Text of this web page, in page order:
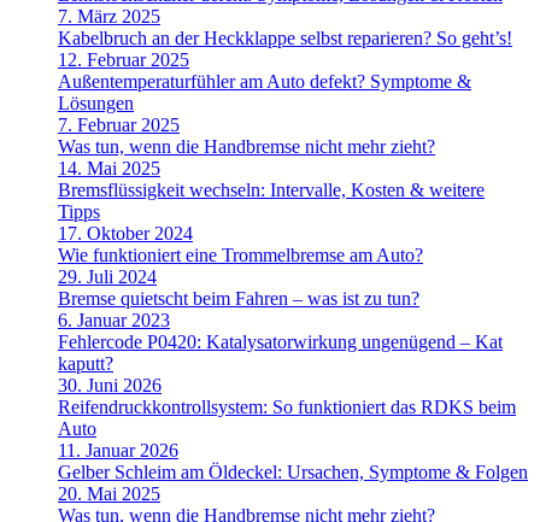
7. März 2025
Kabelbruch an der Heckklappe selbst reparieren? So geht’s!
12. Februar 2025
Außentemperaturfühler am Auto defekt? Symptome &
Lösungen
7. Februar 2025
Was tun, wenn die Handbremse nicht mehr zieht?
14. Mai 2025
Bremsflüssigkeit wechseln: Intervalle, Kosten & weitere
Tipps
17. Oktober 2024
Wie funktioniert eine Trommelbremse am Auto?
29. Juli 2024
Bremse quietscht beim Fahren – was ist zu tun?
6. Januar 2023
Fehlercode P0420: Katalysatorwirkung ungenügend – Kat
kaputt?
30. Juni 2026
Reifendruckkontrollsystem: So funktioniert das RDKS beim
Auto
11. Januar 2026
Gelber Schleim am Öldeckel: Ursachen, Symptome & Folgen
20. Mai 2025
Was tun, wenn die Handbremse nicht mehr zieht?